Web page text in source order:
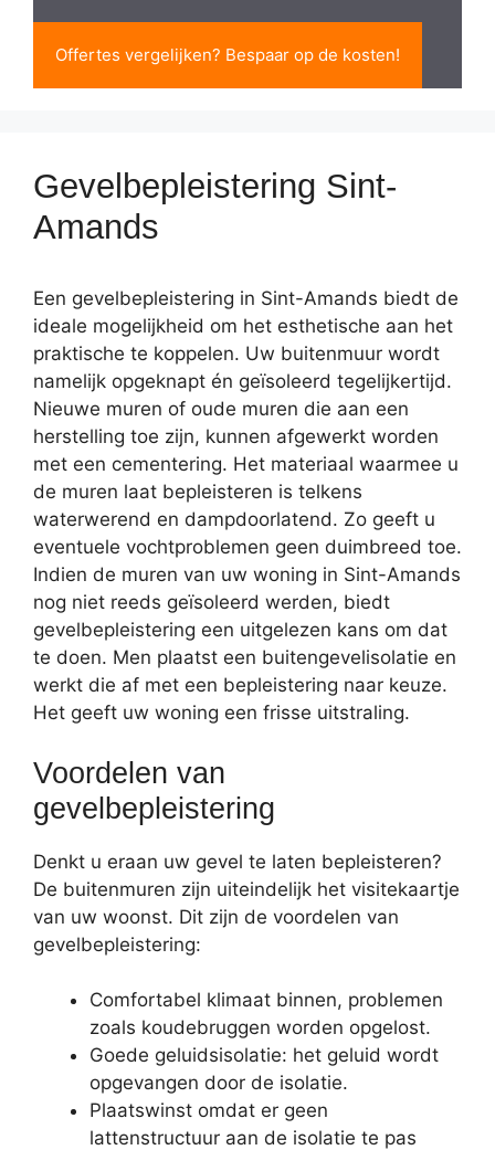
Offertes vergelijken? Bespaar op de kosten!
Gevelbepleistering Sint-
Amands
Een gevelbepleistering in Sint-Amands biedt de
ideale mogelijkheid om het esthetische aan het
praktische te koppelen. Uw buitenmuur wordt
namelijk opgeknapt én geïsoleerd tegelijkertijd.
Nieuwe muren of oude muren die aan een
herstelling toe zijn, kunnen afgewerkt worden
met een cementering. Het materiaal waarmee u
de muren laat bepleisteren is telkens
waterwerend en dampdoorlatend. Zo geeft u
eventuele vochtproblemen geen duimbreed toe.
Indien de muren van uw woning in Sint-Amands
nog niet reeds geïsoleerd werden, biedt
gevelbepleistering een uitgelezen kans om dat
te doen. Men plaatst een buitengevelisolatie en
werkt die af met een bepleistering naar keuze.
Het geeft uw woning een frisse uitstraling.
Voordelen van
gevelbepleistering
Denkt u eraan uw gevel te laten bepleisteren?
De buitenmuren zijn uiteindelijk het visitekaartje
van uw woonst. Dit zijn de voordelen van
gevelbepleistering:
Comfortabel klimaat binnen, problemen
zoals koudebruggen worden opgelost.
Goede geluidsisolatie: het geluid wordt
opgevangen door de isolatie.
Plaatswinst omdat er geen
lattenstructuur aan de isolatie te pas